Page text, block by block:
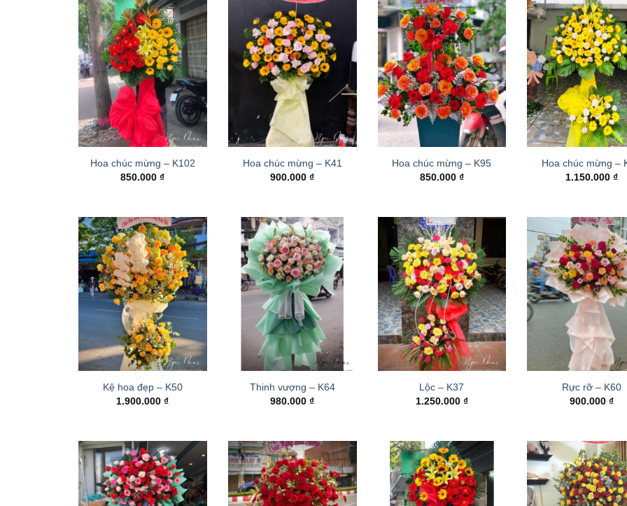
Hoa chúc mừng – K102
850.000₫
Hoa chúc mừng – K41
900.000₫
Hoa chúc mừng – K95
850.000 ₫
Hoa chúc mừng –
1.150.000 ₫
Kệ hoa đẹp – K50
1.900.000₫
Thinh vượng – K64
980.000₫
Lộc – K37
1.250.000 ₫
Rực rỡ – K60
900.000 ₫